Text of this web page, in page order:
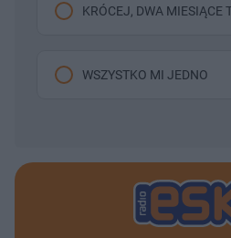
KRÓCEJ, DWA MIESIĄCE
WSZYSTKO MI JEDNO